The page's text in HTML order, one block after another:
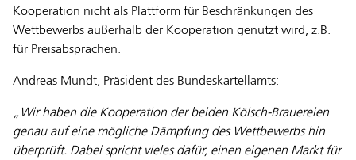
Kooperation nicht als Plattform für Beschränkungen des
Wettbewerbs außerhalb der Kooperation genutzt wird, z.B.
für Preisabsprachen.
Andreas Mundt, Präsident des Bundeskartellamts:
„Wir haben die Kooperation der beiden Kölsch-Brauereien
genau auf eine mögliche Dämpfung des Wettbewerbs hin
überprüft. Dabei spricht vieles dafür, einen eigenen Markt für